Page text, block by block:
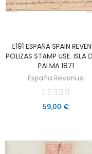
AÑADIR AL CARRITO
E191 ESPAÑA SPAIN
POLIZAS STAMP USE. ISLA
PALMA 1871
España Revenue
59,00 €